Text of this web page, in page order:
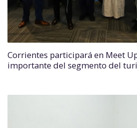
Corrientes participará en Meet
importante del segmento del